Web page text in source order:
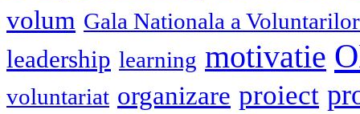
volum Gala Nationala a Voluntarilor
leadership learning motivatie
voluntariat organizare proiect